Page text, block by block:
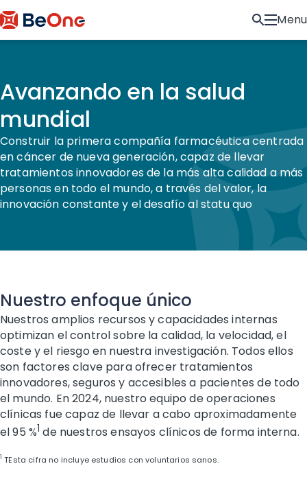
Menu
Avanzando en la salud
mundial
Construir la primera compañía farmacéutica centrada
en cáncer de nueva generación, capaz de llevar
tratamientos innovadores de la más alta calidad a más
personas en todo el mundo, a través del valor, la
innovación constante y el desafío al statu quo
Nuestro enfoque único
Nuestros amplios recursos y capacidades internas
optimizan el control sobre la calidad, la velocidad, el
coste y el riesgo en nuestra investigación. Todos ellos
son factores clave para ofrecer tratamientos
innovadores, seguros y accesibles a pacientes de todo
el mundo. En 2024, nuestro equipo de operaciones
clínicas fue capaz de llevar a cabo aproximadamente
el 95 %1 de nuestros ensayos clínicos de forma interna.
1 TEsta cifra no incluye estudios con voluntarios sanos.